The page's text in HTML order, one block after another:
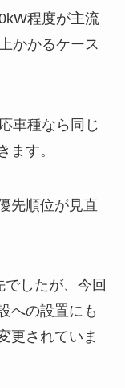
程度が主流
かかるケース
車種なら同じ
ます。
先順位が見直
したが、今回
への設置にも
更されていま